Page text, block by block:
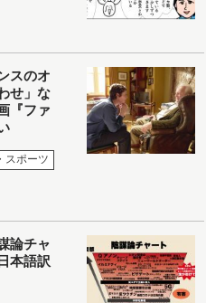
スのオ
せ」な
『ファ
スポーツ
論チャ
本語訳